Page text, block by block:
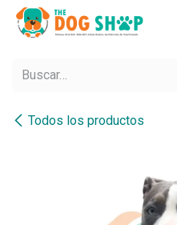
Ir al contenido
Todos los productos